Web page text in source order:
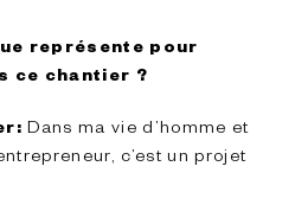
représente pour
ce chantier ?
Dans ma vie d’homme et
c’est un projet